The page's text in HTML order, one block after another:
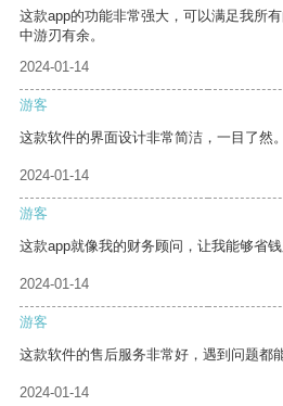
这款app的功能非常强大，可以满足我所
中游刃有余。
2024-01-14
游客
这款软件的界面设计非常简洁，一目了然。
2024-01-14
游客
这款app就像我的财务顾问，让我能够省钱
2024-01-14
游客
这款软件的售后服务非常好，遇到问题都
2024-01-14